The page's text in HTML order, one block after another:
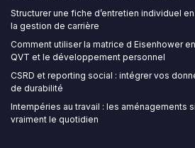
Structurer une fiche d’entretien individuel
la gestion de carrière
Comment utiliser la matrice d Eisenhower
QVT et le développement personnel
CSRD et reporting social : intégrer vos
de durabilité
Intempéries au travail : les aménagements
vraiment le quotidien